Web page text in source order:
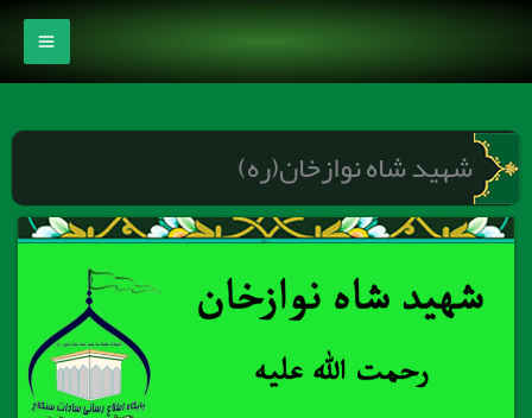
محتوا
شهید شاه نوازخان(ره)